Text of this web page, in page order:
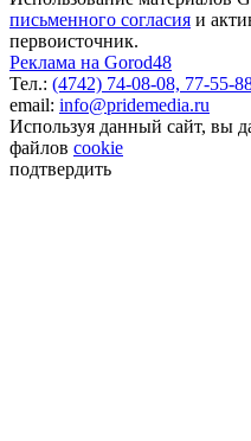
письменного согласия и
первоисточник.
Реклама на Gorod48
Тел.: (4742) 74-08-08, 77-55-
email: info@pridemedia.ru
Используя данный сайт, вы
файлов cookie
подтвердить